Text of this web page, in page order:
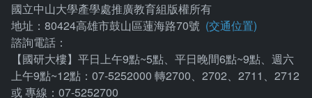
國立中山大學產學處推廣教育組版權所有
地址：80424高雄市鼓山區蓮海路70號 (交通位置)
諮詢電話：
【國研大樓】平日上午9點~5點、平日晚間6點~9點、週六
上午9點~12點：07-5252000 轉2700、2702、2711、2712
或 專線：07-5252700